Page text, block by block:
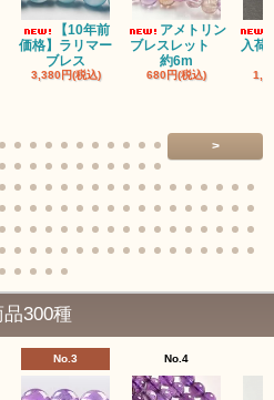
【10年前
価格】ラリマー
ブレス
3,380円(税込)
アメトリン
ブレスレット
約6m
680円(税込)
入荷
>
300種
No.3 No.4